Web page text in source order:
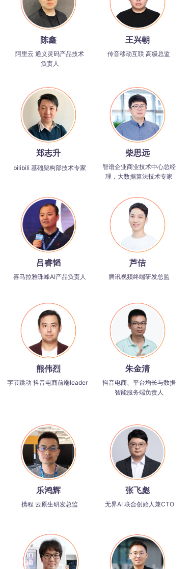
陈鑫
阿里云 通义灵码产品技术
负责人
郑志升
bilibili 基础架构部技术专家
吕睿韬
喜马拉雅珠峰AI产品负责人
熊伟烈
字节跳动 抖音电商前端leader
乐鸿辉
携程 云原生研发总监
张飞彪
无界AI 联合创始人兼CTO
王兴朝
传音移动互联 高级总监
柴思远
智谱企业商业技术中心总经
理，大数据算法技术专家
芦佶
腾讯视频终端研发总监
朱金清
抖音电商、平台增长与数据
智能服务端负责人